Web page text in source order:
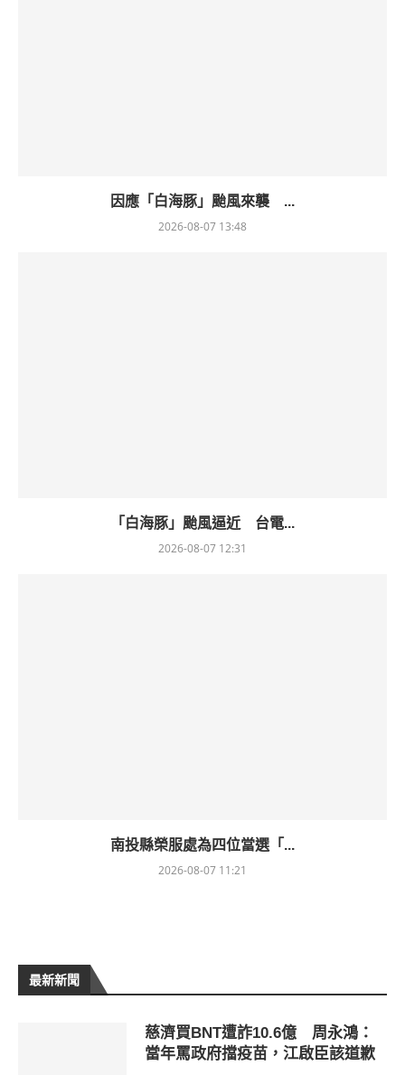
因應「白海豚」颱風來襲 ...
2026-08-07 13:48
「白海豚」颱風逼近 台電...
2026-08-07 12:31
南投縣榮服處為四位當選「...
2026-08-07 11:21
最新新聞
慈濟買BNT遭詐10.6億 周永鴻：
當年罵政府擋疫苗，江啟臣該道歉